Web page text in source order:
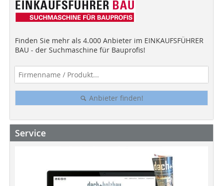
Finden Sie mehr als 4.000 Anbieter im EINKAUFSFÜHRER
BAU - der Suchmaschine für Bauprofis!
Anbieter finden!
Service